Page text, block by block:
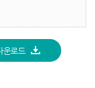
운로드